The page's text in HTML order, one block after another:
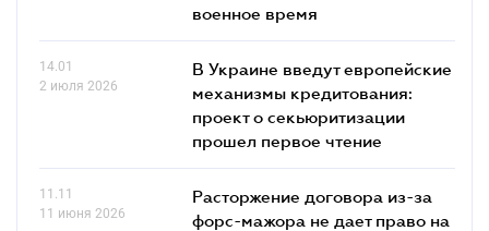
военное время
14.01
2 июля 2026
В Украине введут европейские
механизмы кредитования:
проект о секьюритизации
прошел первое чтение
11.11
11 июня 2026
Расторжение договора из-за
форс-мажора не дает право на